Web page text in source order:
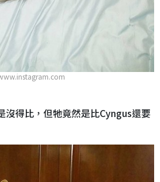
得比，但牠竟然是比Cyngus還要